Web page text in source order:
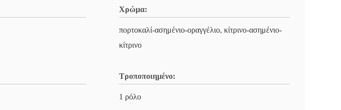
Χρώμα:
πορτοκαλί-ασημένιο-οραγγέλιο, κίτρινο-ασημένιο-
κίτρινο
Τροποποιημένο:
1 ρόλο